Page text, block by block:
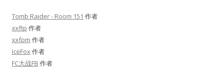
Tomb Raider - Room 151 作者
xxftp 作者
xxfpm 作者
IceFox作者
FC大战FB 作者